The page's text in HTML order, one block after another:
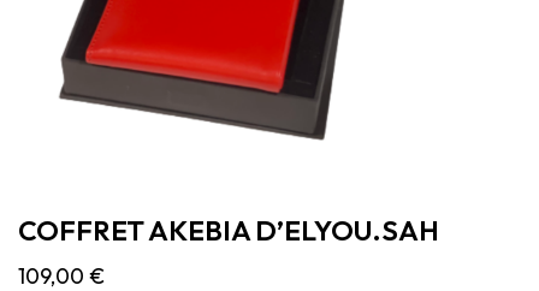
COFFRET AKEBIA D’ELYOU.SAH
109,00 €